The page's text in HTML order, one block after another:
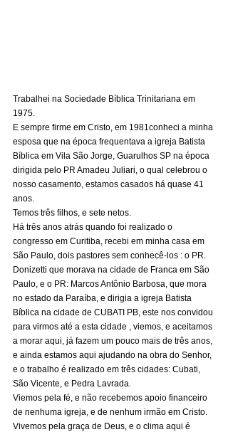
Trabalhei na Sociedade Bíblica Trinitariana em
1975.
E sempre firme em Cristo, em 1981conheci a minha
esposa que na época frequentava a igreja Batista
Bíblica em Vila São Jorge, Guarulhos SP na época
dirigida pelo PR Amadeu Juliari, o qual celebrou o
nosso casamento, estamos casados há quase 41
anos.
Temos três filhos, e sete netos.
Há três anos atrás quando foi realizado o
congresso em Curitiba, recebi em minha casa em
São Paulo, dois pastores sem conhecê-los : o PR.
Donizetti que morava na cidade de Franca em São
Paulo, e o PR: Marcos Antônio Barbosa, que mora
no estado da Paraíba, e dirigia a igreja Batista
Bíblica na cidade de CUBATI PB, este nos convidou
para virmos até a esta cidade , viemos, e aceitamos
a morar aqui, já fazem um pouco mais de três anos,
e ainda estamos aqui ajudando na obra do Senhor,
e o trabalho é realizado em três cidades: Cubati,
São Vicente, e Pedra Lavrada.
Viemos pela fé, e não recebemos apoio financeiro
de nenhuma igreja, e de nenhum irmão em Cristo.
Vivemos pela graça de Deus, e o clima aqui é